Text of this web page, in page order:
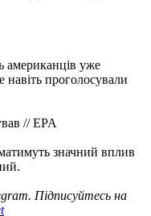
американців уже
проголосували
// EPA
значний вплив
Підписуйтесь на